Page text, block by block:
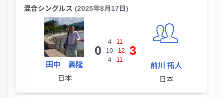
混合シングルス (2025年8月17日)
田中 義隆
日本
0
4- 11
10- 12
4- 11
3
前川 拓人
日本